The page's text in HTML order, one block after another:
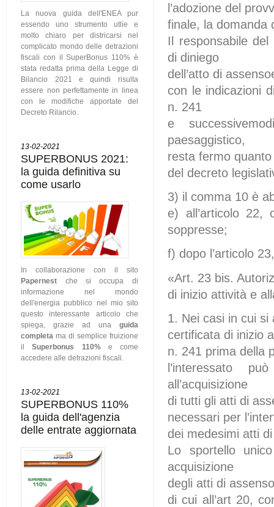
La nuova guida dell'ENEA pur
essendo uno strumento utlie e
molto chiaro per districarsi nel
complicato mondo delle detrazioni
fiscali con il SuperBonus 110% è
stata redatta prima della Legge di
Bilancio 2021 e quindi risulta
essere non perfettamente in linea
con le modifiche apportate del
Decreto Rilancio.
13-02-2021
SUPERBONUS 2021:
la guida definitiva su
come usarlo
In collaborazione con il sito
Papernest che si occupa di
informazione nel mondo
dell'energia pubblico nel mio sito
questo interessante articolo che
spiega, grazie ad una guida
completa ma di semplice fruizione
ilSuperbonus 110%e come
accedere alle detrazioni fiscali.
13-02-2021
SUPERBONUS 110%
la guida dell'agenzia
delle entrate aggiornata
l’adozione del
finale, la domanda
Il responsabile
di diniego
dell’atto di
con le indicazioni
n. 241
e
paesaggistico,
resta fermo
del decreto
3) il comma 10 è
e) all’articolo 22,
soppresse;
f) dopo l’articolo
«Art. 23 bis.
di inizio attività e
1. Nei casi in cui si
certificata di inizio
n. 241 prima della
l’interessato
all’acquisizione
di tutti gli atti di
necessari per
dei medesimi atti
Lo sportello unico
acquisizione
degli atti di
di cui all’art 20,